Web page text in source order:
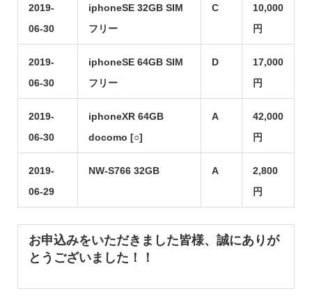
2019-
06-30
iphoneSE 32GB SIM
フリー
C
10,000
円
2019-
06-30
iphoneSE 64GB SIM
フリー
D
17,000
円
2019-
06-30
iphoneXR 64GB
docomo [○]
A
42,000
円
2019-
06-29
NW-S766 32GB A
2,800
円
お申込みをいただきました皆様、誠にありが
とうございました！！